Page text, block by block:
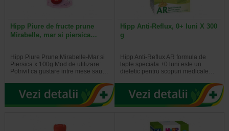
Hipp Piure de fructe prune
Mirabelle, mar si piersica…
Hipp Piure Prune Mirabelle-Mar si
Piersica x 100g Mod de utilizare:
Potrivit ca gustare intre mese sau…
Hipp Anti-Reflux, 0+ luni X 300
g
Hipp Anti-Reflux AR formula de
lapte speciala +0 luni este un
dietetic pentru scopuri medicale…